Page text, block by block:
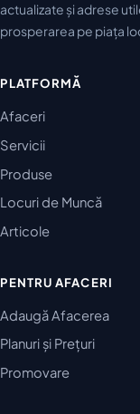
actualizate și adrese
prosperarea pe piața
PLATFORMĂ
Afaceri
Servicii
Produse
Locuri de Muncă
Articole
PENTRU AFACERI
Adaugă Afacerea
Planuri și Prețuri
Promovare